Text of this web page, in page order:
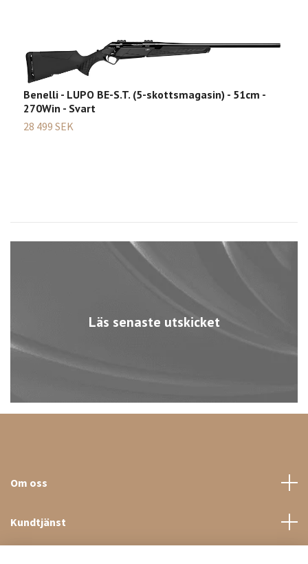
Läs senaste utskicket
Benelli - LUPO BE-S.T. (5-skottsmagasin) - 51cm -
270Win - Svart
28 499 SEK
Om oss
Kundtjänst